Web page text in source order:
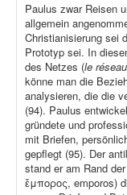
Paulus zwar Reisen
allgemein
Christianisierung sei
Prototyp sei. In
des Netzes (le réseau
könne man die
analysieren, die die
(94). Paulus
gründete und
mit Briefen,
gepflegt (95). Der
stand er am Rand
ἔμπορος, emporos)